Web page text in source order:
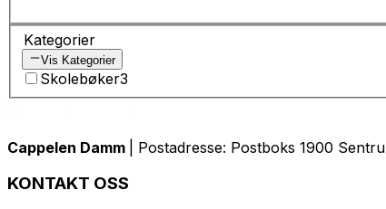
Kategorier
Vis Kategorier
Skolebøker3
Cappelen Damm | Postadresse: Postboks 1900
KONTAKT OSS